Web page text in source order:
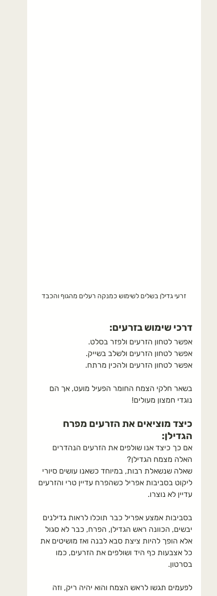
זרעי גדילן בשלים לשימוש כמנקה רעלים מהגוף והכבד
דרכי שימוש בזרעים:
אפשר לטחון הזרעים ולפזר בסלט.
אפשר לטחון הזרעים ולשלב בשייק.
אפשר לטחון הזרעים ולהכין מרתח.
בשאר חלקי הצמח החומר הפעיל מועט, אך הם
נוגדי חמצון מעולים!
כיצד מוציאים את הזרעים מפרח
הגדילן:
אם כך כיצד אנו שולפים את הזרעים הנהדרים
האלה מצמח הגדילן?
שאלה שנשאלת רבות, במיוחד כשאנו עושים סיורי
ליקוט בסביבות אפריל כשהפרח עדיין טרי והזרעים
עדיין לא נוצרו.
בסביבות אמצע אפריל כבר תוכלו לראות גדילנים
יבשים, הכוונה ראש הגדילן, הפרח, כבר לא סגול
אלא הופך להיות ציצת סבא לבנה ואז מושיטים את
כל אצבעות כף היד ושולפים את הזרעים, כמו
בסרטון.
לפעמים תגשו לראש הצמח והוא יהיה ריק, וזה